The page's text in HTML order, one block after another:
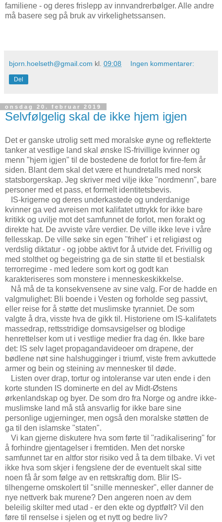
familiene - og deres frislepp av innvandrerbølger. Alle andre
må basere seg på bruk av virkelighetssansen.
bjorn.hoelseth@gmail.com kl. 09:08 Ingen kommentarer:
Del
onsdag 20. februar 2019
Selvfølgelig skal de ikke hjem igjen
Det er ganske utrolig sett med moralske øyne og reflekterte
tanker at vestlige land skal ønske IS-frivillige kvinner og
menn "hjem igjen" til de bostedene de forlot for fire-fem år
siden. Blant dem skal det være et hundretalls med norsk
statsborgerskap. Jeg skriver med vilje ikke "nordmenn", bare
personer med et pass, et formelt identitetsbevis.
IS-krigerne og deres underkastede og underdanige
kvinner ga ved avreisen mot kalifatet uttrykk for ikke bare
kritikk og uvilje mot det samfunnet de forlot, men forakt og
direkte hat. De avviste våre verdier. De ville ikke leve i våre
fellesskap. De ville søke sin egen "frihet" i et religiøst og
verdslig diktatur - og jobbe aktivt for å utvide det. Frivillig og
med stolthet og begeistring ga de sin støtte til et bestialsk
terrorregime - med ledere som kort og godt kan
karakteriseres som monstere i menneskeskikkelse.
Nå må de ta konsekvensene av sine valg. For de hadde en
valgmulighet: Bli boende i Vesten og forholde seg passivt,
eller reise for å støtte det muslimske tyranniet. De som
valgte å dra, visste hva de gikk til. Historiene om IS-kalifatets
massedrap, rettsstridige domsavsigelser og blodige
henrettelser kom ut i vestlige medier fra dag én. Ikke bare
det: IS selv laget propagandavideoer om drapene, der
bødlene nøt sine halshugginger i triumf, viste frem avkuttede
armer og bein og steining av mennesker til døde.
Listen over drap, tortur og intoleranse var uten ende i den
korte stunden IS dominerte en del av Midt-Østens
ørkenlandskap og byer. De som dro fra Norge og andre ikke-
muslimske land må stå ansvarlig for ikke bare sine
personlige ugjerninger, men også den moralske støtten de
ga til den islamske "staten".
Vi kan gjerne diskutere hva som førte til "radikalisering" for
å forhindre gjentagelser i fremtiden. Men det norske
samfunnet tar en altfor stor risiko ved å ta dem tilbake. Vi vet
ikke hva som skjer i fengslene der de eventuelt skal sitte
noen få år som følge av en rettskraftig dom. Blir IS-
tilhengerne omskolert til "snille mennesker", eller danner de
nye nettverk bak murene? Den angeren noen av dem
beleilig skilter med utad - er den ekte og dyptfølt? Vil den
føre til renselse i sjelen og et nytt og bedre liv?